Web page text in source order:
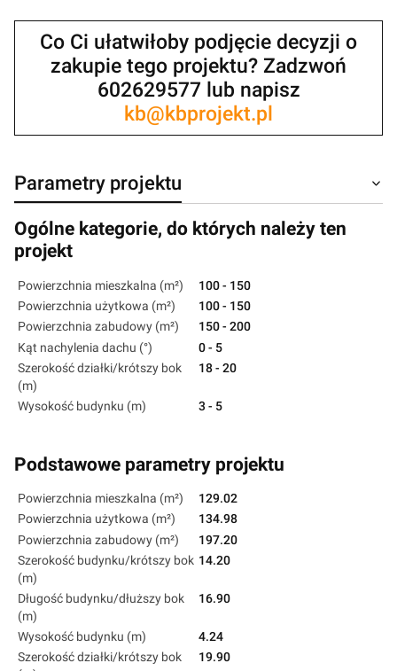
Co Ci ułatwiłoby podjęcie decyzji o
zakupie tego projektu? Zadzwoń
602629577 lub napisz
kb@kbprojekt.pl
Parametry projektu
Ogólne kategorie, do których należy ten
projekt
Powierzchnia mieszkalna (m²)
100 - 150
Powierzchnia użytkowa (m²)
100 - 150
Powierzchnia zabudowy (m²)
150 - 200
Kąt nachylenia dachu (°)
0 - 5
Szerokość działki/krótszy bok
(m)
18 - 20
Wysokość budynku (m) 3 - 5
Podstawowe parametry projektu
Powierzchnia mieszkalna (m²)
129.02
Powierzchnia użytkowa (m²)
134.98
Powierzchnia zabudowy (m²)
197.20
Szerokość budynku/krótszy bok
(m)
14.20
Długość budynku/dłuższy bok
(m)
16.90
Wysokość budynku (m)
4.24
Szerokość działki/krótszy bok
19.90